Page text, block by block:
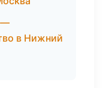
—
в Нижний